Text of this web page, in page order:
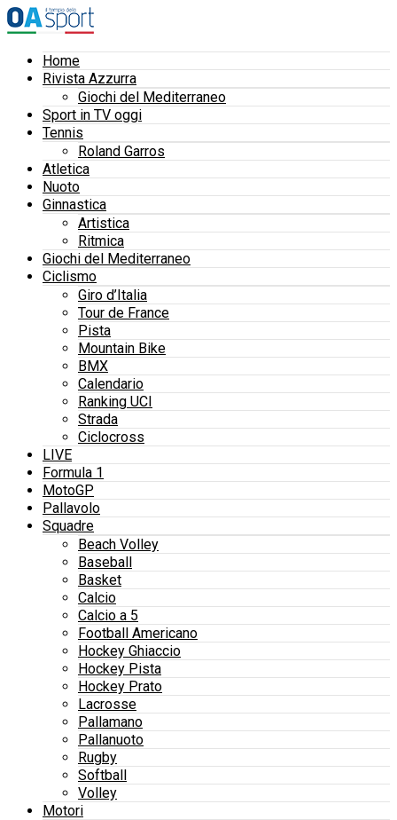
Home
Rivista Azzurra
Giochi del Mediterraneo
Sport in TV oggi
Tennis
Roland Garros
Atletica
Nuoto
Ginnastica
Artistica
Ritmica
Giochi del Mediterraneo
Ciclismo
Giro d’Italia
Tour de France
Pista
Mountain Bike
BMX
Calendario
Ranking UCI
Strada
Ciclocross
LIVE
Formula 1
MotoGP
Pallavolo
Squadre
Beach Volley
Baseball
Basket
Calcio
Calcio a 5
Football Americano
Hockey Ghiaccio
Hockey Pista
Hockey Prato
Lacrosse
Pallamano
Pallanuoto
Rugby
Softball
Volley
Motori